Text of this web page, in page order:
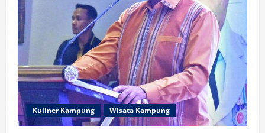
Kuliner Kampung Wisata Kampung